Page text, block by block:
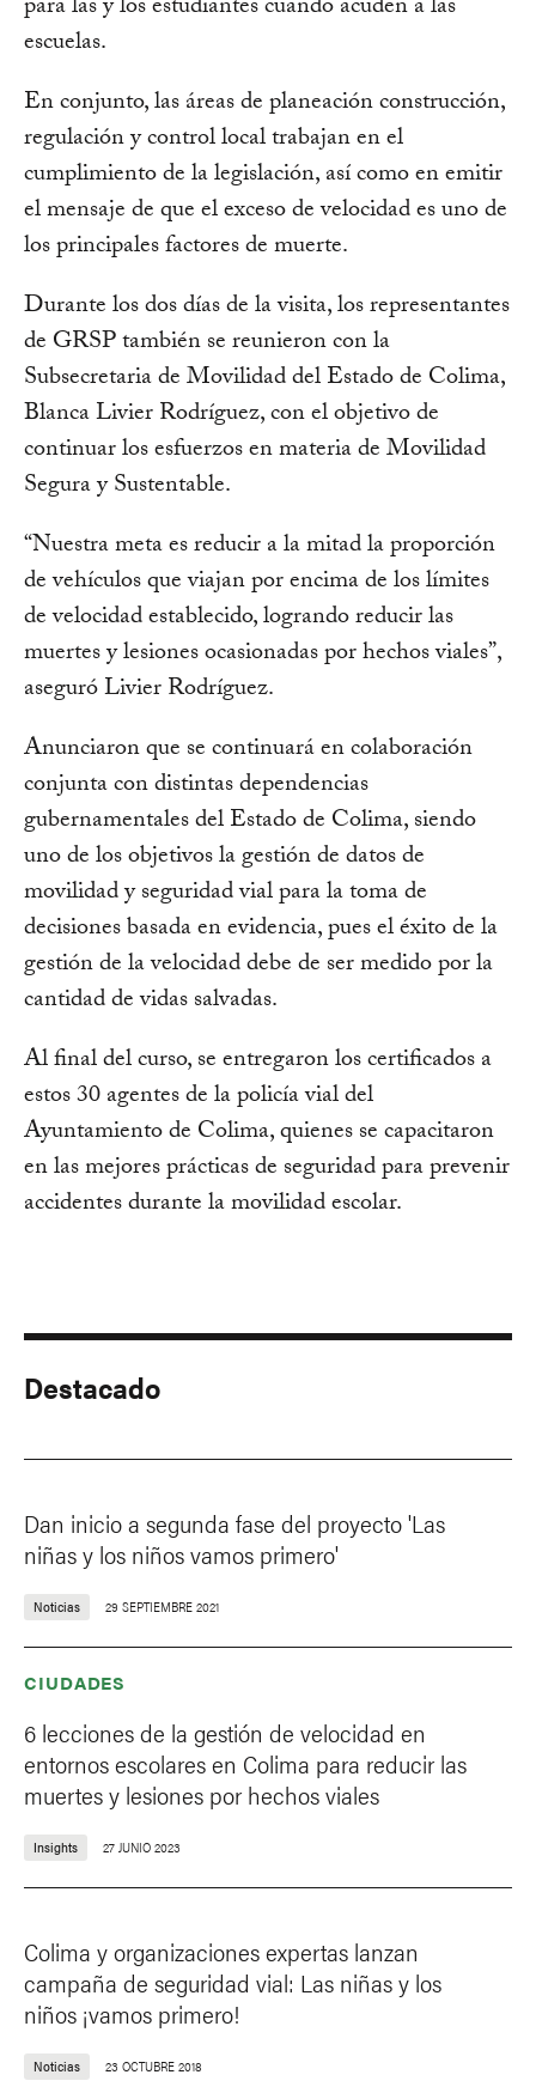
para las y los estudiantes cuando acuden a las
escuelas.
En conjunto, las áreas de planeación construcción,
regulación y control local trabajan en el
cumplimiento de la legislación, así como en emitir
el mensaje de que el exceso de velocidad es uno de
los principales factores de muerte.
Durante los dos días de la visita, los representantes
de GRSP también se reunieron con la
Subsecretaria de Movilidad del Estado de Colima,
Blanca Livier Rodríguez, con el objetivo de
continuar los esfuerzos en materia de Movilidad
Segura y Sustentable.
“Nuestra meta es reducir a la mitad la proporción
de vehículos que viajan por encima de los límites
de velocidad establecido, logrando reducir las
muertes y lesiones ocasionadas por hechos viales”,
aseguró Livier Rodríguez.
Anunciaron que se continuará en colaboración
conjunta con distintas dependencias
gubernamentales del Estado de Colima, siendo
uno de los objetivos la gestión de datos de
movilidad y seguridad vial para la toma de
decisiones basada en evidencia, pues el éxito de la
gestión de la velocidad debe de ser medido por la
cantidad de vidas salvadas.
Al final del curso, se entregaron los certificados a
estos 30 agentes de la policía vial del
Ayuntamiento de Colima, quienes se capacitaron
en las mejores prácticas de seguridad para prevenir
accidentes durante la movilidad escolar.
Destacado
Dan inicio a segunda fase del proyecto 'Las
niñas y los niños vamos primero'
Noticias 29 SEPTIEMBRE 2021
CIUDADES
6 lecciones de la gestión de velocidad en
entornos escolares en Colima para reducir las
muertes y lesiones por hechos viales
Insights 27 JUNIO 2023
Colima y organizaciones expertas lanzan
campaña de seguridad vial: Las niñas y los
niños ¡vamos primero!
Noticias 23 OCTUBRE 2018